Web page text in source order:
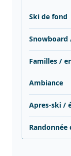
Ski de fond
Snowboard
Familles /
Ambiance
Apres-ski /
Randonnée